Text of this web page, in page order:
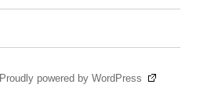
Proudly powered by WordPress